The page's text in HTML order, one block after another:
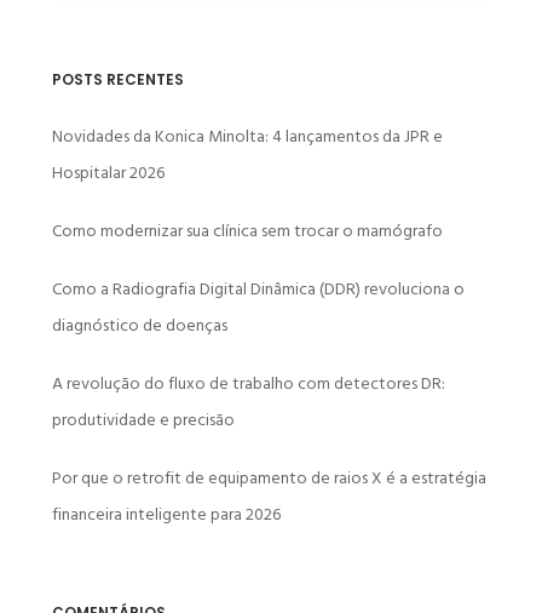
POSTS RECENTES
Novidades da Konica Minolta: 4 lançamentos da JPR e
Hospitalar 2026
Como modernizar sua clínica sem trocar o mamógrafo
Como a Radiografia Digital Dinâmica (DDR) revoluciona o
diagnóstico de doenças
A revolução do fluxo de trabalho com detectores DR:
produtividade e precisão
Por que o retrofit de equipamento de raios X é a estratégia
financeira inteligente para 2026